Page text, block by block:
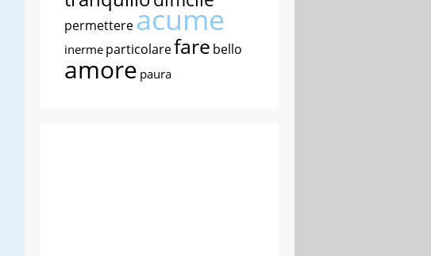
permettereacume
inerme particolarefare bello
amore paura